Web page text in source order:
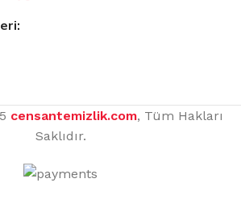
censantemizlik.com, Tüm Hakları
Saklıdır.